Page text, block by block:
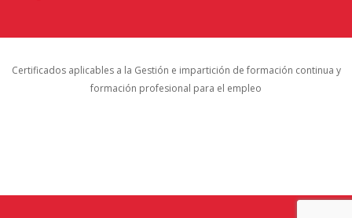
Certificados aplicables a la Gestión e impartición de formación continua y
formación profesional para el empleo